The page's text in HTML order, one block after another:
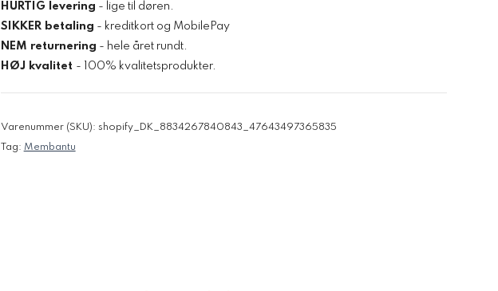
HURTIG levering - lige til døren.
SIKKER betaling - kreditkort og MobilePay
NEM returnering - hele året rundt.
HØJ kvalitet - 100% kvalitetsprodukter.
Varenummer (SKU): shopify_DK_8834267840843_47643497365835
Tag: Membantu